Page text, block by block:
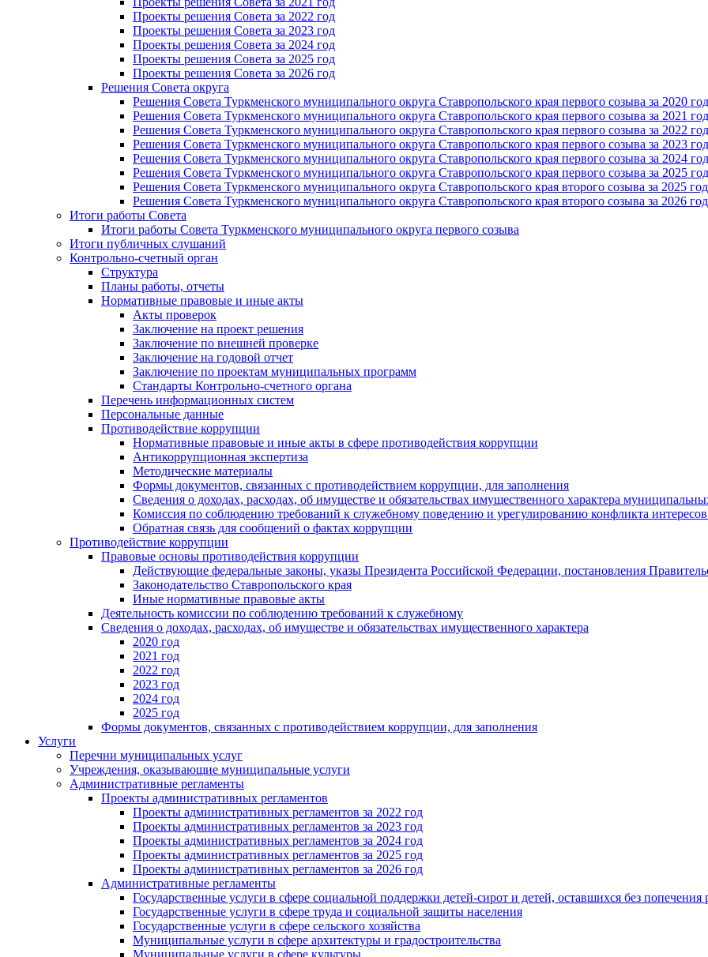
Проекты решения Совета за 2022 год
Проекты решения Cовета за 2023 год
Проекты решения Совета за 2024 год
Проекты решения Совета за 2025 год
Проекты решения Совета за 2026 год
Решения Совета округа
Решения Совета Туркменского муниципального округа Ставропольского края первого созыва за 2020 год
Решения Совета Туркменского муниципального округа Ставропольского края первого созыва за 2021 год
Решения Совета Туркменского муниципального округа Ставропольского края первого созыва за 2022 год
Решения Совета Туркменского муниципального округа Ставропольского края первого созыва за 2023 год
Решения Совета Туркменского муниципального округа Ставропольского края первого созыва за 2024 год
Решения Совета Туркменского муниципального округа Ставропольского края первого созыва за 2025 год
Решения Совета Туркменского муниципального округа Ставропольского края второго созыва за 2025 год
Решения Совета Туркменского муниципального округа Ставропольского края второго созыва за 2026 год
Итоги работы Совета
Итоги работы Совета Туркменского муниципального округа первого созыва
Итоги публичных слушаний
Контрольно-счетный орган
Структура
Планы работы, отчеты
Нормативные правовые и иные акты
Акты проверок
Заключение на проект решения
Заключение по внешней проверке
Заключение на годовой отчет
Заключение по проектам муниципальных программ
Стандарты Контрольно-счетного органа
Перечень информационных систем
Персональные данные
Противодействие коррупции
Нормативные правовые и иные акты в сфере противодействия коррупции
Антикоррупционная экспертиза
Методические материалы
Формы документов, связанных с противодействием коррупции, для заполнения
Сведения о доходах, расходах, об имуществе и обязательствах имущественного характера
Комиссия по соблюдению требований к служебному поведению и урегулированию конфликта интересов
Обратная связь для сообщений о фактах коррупции
Противодействие коррупции
Правовые основы противодействия коррупции
Действующие федеральные законы, указы Президента Российской Федерации, постановления
Законодательство Ставропольского края
Иные нормативные правовые акты
Деятельность комиссии по соблюдению требований к служебному
Сведения о доходах, расходах, об имуществе и обязательствах имущественного характера
2020 год
2021 год
2022 год
2023 год
2024 год
2025 год
Формы документов, связанных с противодействием коррупции, для заполнения
Услуги
Перечни муниципальных услуг
Учреждения, оказывающие муниципальные услуги
Административные регламенты
Проекты административных регламентов
Проекты административных регламентов за 2022 год
Проекты административных регламентов за 2023 год
Проекты административных регламентов за 2024 год
Проекты административных регламентов за 2025 год
Проекты административных регламентов за 2026 год
Административные регламенты
Государственные услуги в сфере социальной поддержки детей-сирот и детей, оставшихся без попечения
Государственные услуги в сфере труда и социальной защиты населения
Государственные услуги в сфере сельского хозяйства
Муниципальные услуги в сфере архитектуры и градостроительства
Муниципальные услуги в сфере культуры